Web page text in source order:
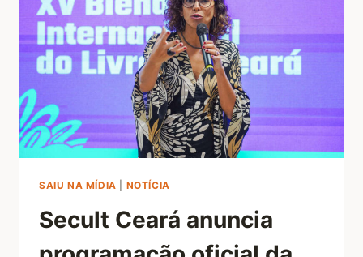
SAIU NA MÍDIA NOTÍCIA
Secult Ceará anuncia